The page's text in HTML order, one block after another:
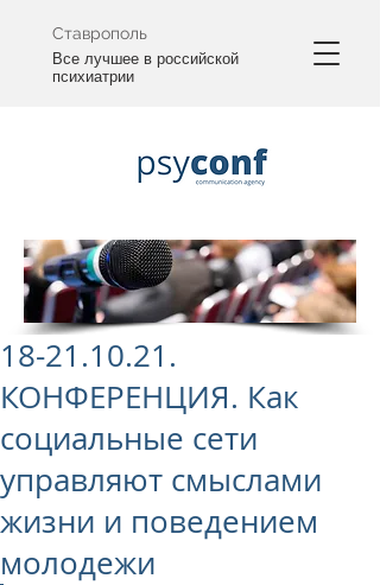
Ставрополь
Все лучшее в российской
психиатрии
18-21.10.21.
КОНФЕРЕНЦИЯ. Как
социальные сети
управляют смыслами
жизни и поведением
молодежи